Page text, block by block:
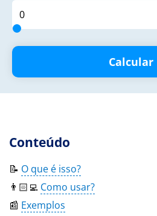
Calcular
Conteúdo
📝 O que é isso?
👨🏻‍💻 Como usar?
📰 Exemplos